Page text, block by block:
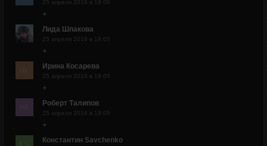
25 апреля 2016 в 19:06
+
Лида Шпакова
25 апреля 2016 в 19:05
+
Ирина Косарева
25 апреля 2016 в 19:05
+
Роберт Талипов
25 апреля 2016 в 19:05
+
Константин Savchenko